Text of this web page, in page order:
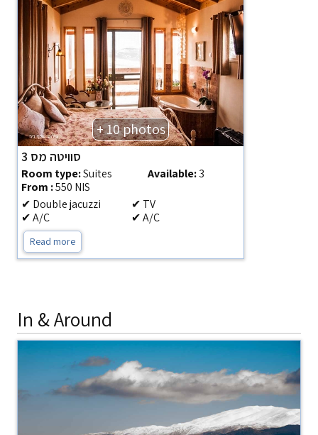
+ 10 photos
סוויטה מס 3
Room type:Suites Available:3
From :550 NIS
✔ Double jacuzzi
✔ TV
✔ A/C
✔ A/C
Read more
In & Around